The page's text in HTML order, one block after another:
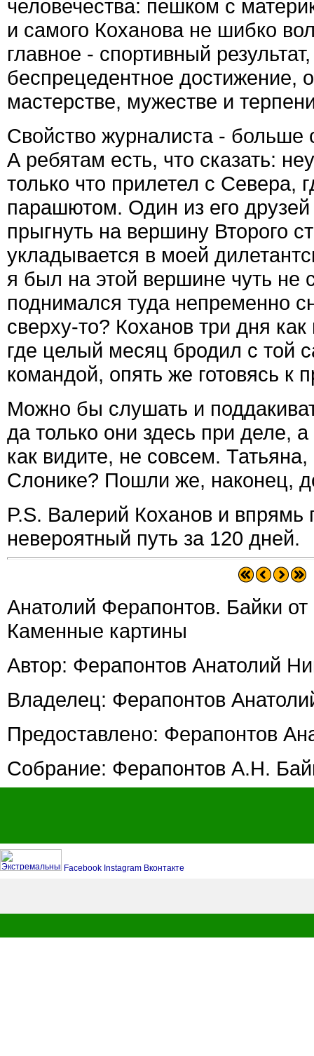
человечества: пешком с
и самого Коханова не шибко
главное - спортивный
беспрецедентное достижение,
мастерстве, мужестве и
Свойство журналиста - больше
А ребятам есть, что сказать:
только что прилетел с Севера,
парашютом. Один из его
прыгнуть на вершину Второго
укладывается в моей
я был на этой вершине чуть не
поднимался туда непременно
сверху-то? Коханов три дня
где целый месяц бродил с той
командой, опять же готовясь к
Можно бы слушать и
да только они здесь при деле,
как видите, не совсем.
Слонике? Пошли же, наконец,
P.S. Валерий Коханов и впрямь
невероятный путь за 120 дней.
Анатолий Ферапонтов. Байки от
Каменные картины
Автор: Ферапонтов Анатолий
Владелец: Ферапонтов
Предоставлено: Ферапонтов
Собрание: Ферапонтов А.Н.
Facebook Instagram Вконтакте